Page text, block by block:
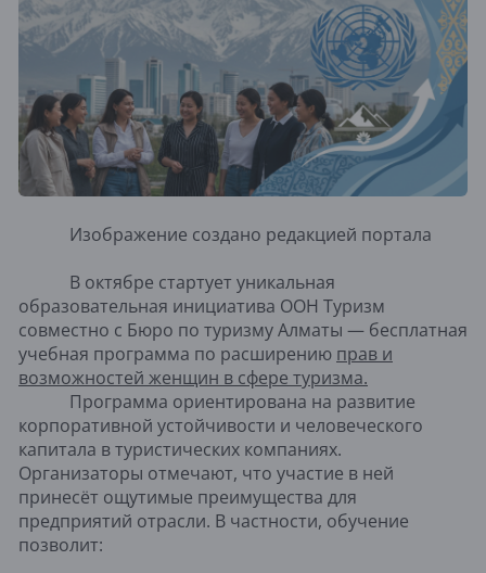
Изображение создано редакцией портала
В октябре стартует уникальная
образовательная инициатива ООН Туризм
совместно с Бюро по туризму Алматы — бесплатная
учебная программа по расширению прав и
возможностей женщин в сфере туризма.
Программа ориентирована на развитие
корпоративной устойчивости и человеческого
капитала в туристических компаниях.
Организаторы отмечают, что участие в ней
принесёт ощутимые преимущества для
предприятий отрасли. В частности, обучение
позволит: